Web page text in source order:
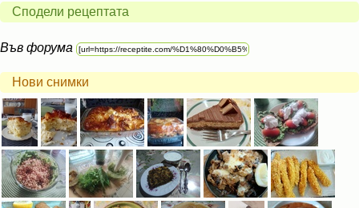
Сподели рецептата
Във форума
Нови снимки